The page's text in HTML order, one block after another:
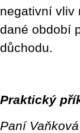
negativní vliv
dané období
důchodu.
Praktický
Paní